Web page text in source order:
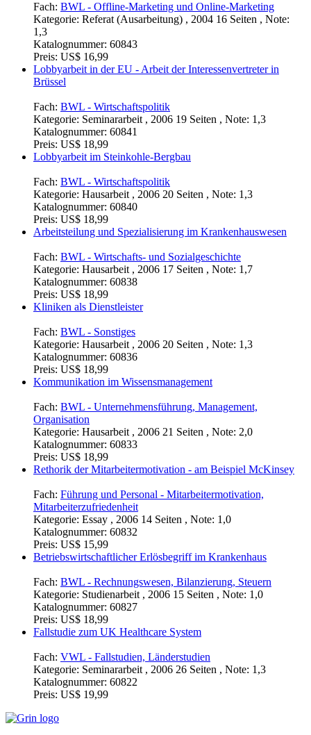
Fach: BWL - Offline-Marketing und Online-Marketing
Kategorie: Referat (Ausarbeitung) , 2004 16 Seiten , Note:
1,3
Katalognummer: 60843
Preis: US$ 16,99
Lobbyarbeit in der EU - Arbeit der Interessenvertreter in
Brüssel
Fach: BWL - Wirtschaftspolitik
Kategorie: Seminararbeit , 2006 19 Seiten , Note: 1,3
Katalognummer: 60841
Preis: US$ 18,99
Lobbyarbeit im Steinkohle-Bergbau
Fach: BWL - Wirtschaftspolitik
Kategorie: Hausarbeit , 2006 20 Seiten , Note: 1,3
Katalognummer: 60840
Preis: US$ 18,99
Arbeitsteilung und Spezialisierung im Krankenhauswesen
Fach: BWL - Wirtschafts- und Sozialgeschichte
Kategorie: Hausarbeit , 2006 17 Seiten , Note: 1,7
Katalognummer: 60838
Preis: US$ 18,99
Kliniken als Dienstleister
Fach: BWL - Sonstiges
Kategorie: Hausarbeit , 2006 20 Seiten , Note: 1,3
Katalognummer: 60836
Preis: US$ 18,99
Kommunikation im Wissensmanagement
Fach: BWL - Unternehmensführung, Management,
Organisation
Kategorie: Hausarbeit , 2006 21 Seiten , Note: 2,0
Katalognummer: 60833
Preis: US$ 18,99
Rethorik der Mitarbeitermotivation - am Beispiel McKinsey
Fach: Führung und Personal - Mitarbeitermotivation,
Mitarbeiterzufriedenheit
Kategorie: Essay , 2006 14 Seiten , Note: 1,0
Katalognummer: 60832
Preis: US$ 15,99
Betriebswirtschaftlicher Erlösbegriff im Krankenhaus
Fach: BWL - Rechnungswesen, Bilanzierung, Steuern
Kategorie: Studienarbeit , 2006 15 Seiten , Note: 1,0
Katalognummer: 60827
Preis: US$ 18,99
Fallstudie zum UK Healthcare System
Fach: VWL - Fallstudien, Länderstudien
Kategorie: Seminararbeit , 2006 26 Seiten , Note: 1,3
Katalognummer: 60822
Preis: US$ 19,99